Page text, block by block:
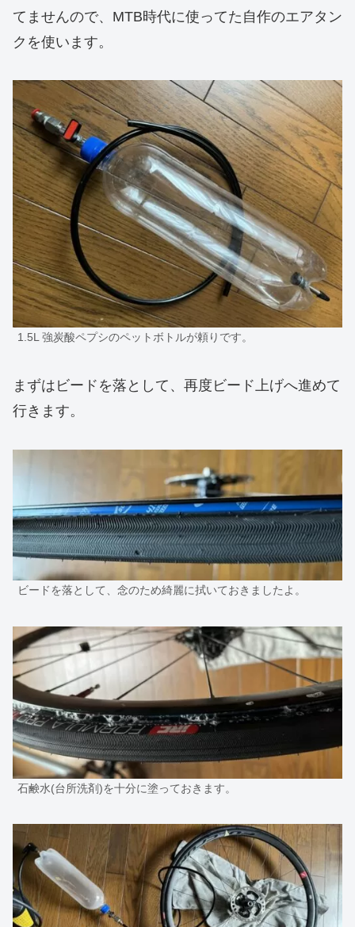
てませんので、MTB時代に使ってた自作のエアタン
クを使います。
1.5L 強炭酸ペプシのペットボトルが頼りです。
まずはビードを落として、再度ビード上げへ進めて
行きます。
ビードを落として、念のため綺麗に拭いておきましたよ。
石鹸水(台所洗剤)を十分に塗っておきます。